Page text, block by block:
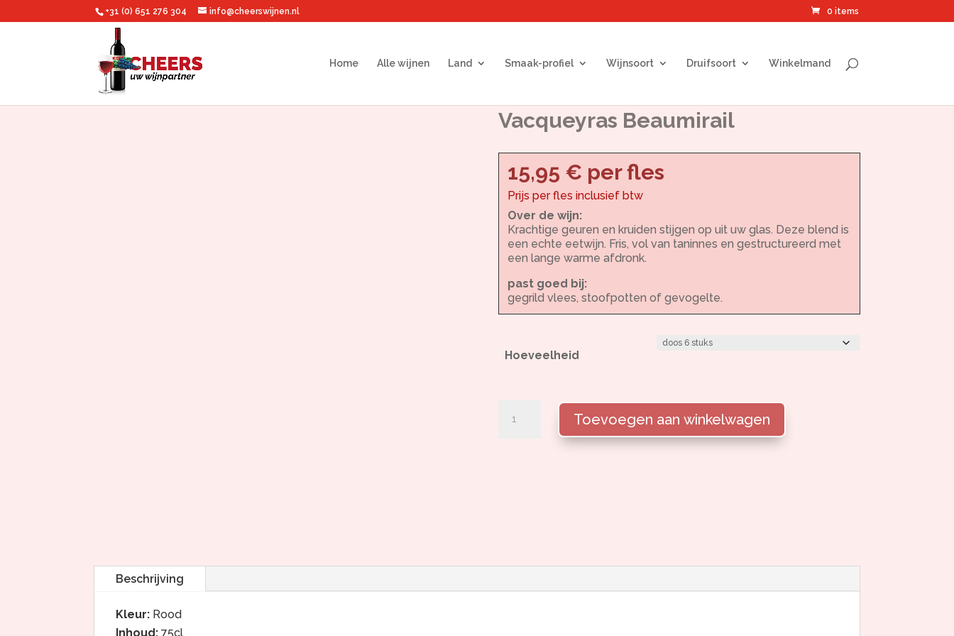
+31 (0) 651 276 304 info@cheerswijnen.nl 0 items
Home Alle wijnen Land Smaak-profiel Wijnsoort Druifsoort Winkelmand
Vacqueyras Beaumirail
15,95 € per fles
Prijs per fles inclusief btw
Over de wijn:
Krachtige geuren en kruiden stijgen op uit uw glas. Deze blend is
een echte eetwijn. Fris, vol van taninnes en gestructureerd met
een lange warme afdronk.
past goed bij:
gegrild vlees, stoofpotten of gevogelte.
Hoeveelheid
Vacqueyras
Beaumirail
Toevoegen aan winkelwagen
Beschrijving
Kleur: Rood
Inhoud: 75cl